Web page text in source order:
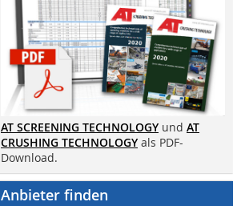
AT SCREENING TECHNOLOGY und AT
CRUSHING TECHNOLOGY als PDF-
Download.
Anbieter finden